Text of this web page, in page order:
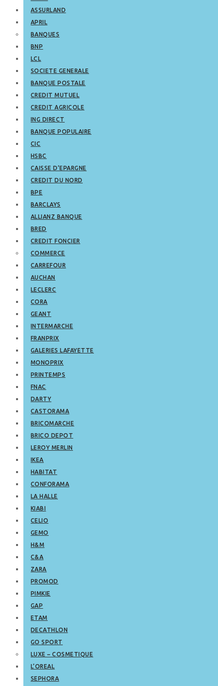
ASSURLAND
APRIL
BANQUES
BNP
LCL
SOCIETE GENERALE
BANQUE POSTALE
CREDIT MUTUEL
CREDIT AGRICOLE
ING DIRECT
BANQUE POPULAIRE
CIC
HSBC
CAISSE D’EPARGNE
CREDIT DU NORD
BPE
BARCLAYS
ALLIANZ BANQUE
BRED
CREDIT FONCIER
COMMERCE
CARREFOUR
AUCHAN
LECLERC
CORA
GEANT
INTERMARCHE
FRANPRIX
GALERIES LAFAYETTE
MONOPRIX
PRINTEMPS
FNAC
DARTY
CASTORAMA
BRICOMARCHE
BRICO DEPOT
LEROY MERLIN
IKEA
HABITAT
CONFORAMA
LA HALLE
KIABI
CELIO
GEMO
H&M
C&A
ZARA
PROMOD
PIMKIE
GAP
ETAM
DECATHLON
GO SPORT
LUXE – COSMETIQUE
L’OREAL
SEPHORA